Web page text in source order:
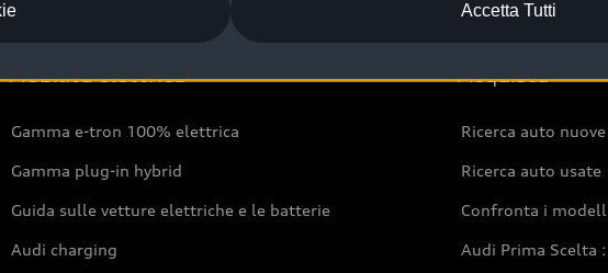
Accetta Tutti
Mobilità elettrica
Gamma e-tron 100% elettrica
Gamma plug-in hybrid
Guida sulle vetture elettriche e le batterie
Audi charging
Acquista
Ricerca auto nuove
Ricerca auto usate
Confronta i
Audi Prima Scelta